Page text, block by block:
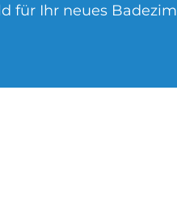
für Ihr neues